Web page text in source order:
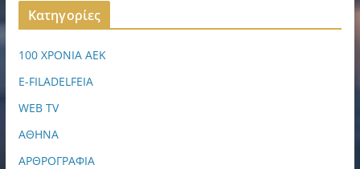
Kατηγορίες
100 ΧΡΟΝΙΑ ΑΕΚ
E-FILADELFEIA
WEB TV
ΑΘΗΝΑ
ΑΡΘΡΟΓΡΑΦΙΑ